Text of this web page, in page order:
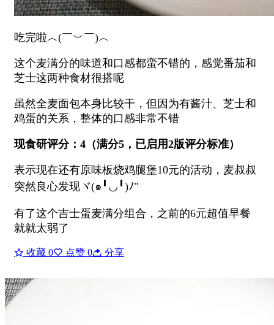
吃完啦︿(￣︶￣)︿
这个麦满分的味道和口感都蛮不错的，感觉番茄和
芝士这两种食材很搭呢
虽然全麦面包本身比较干，但因为有酱汁、芝士和
鸡蛋的关系，整体的口感非常不错
现食研评分：4（满分5，已启用2版评分标准）
表示现在还有原味板烧鸡腿堡10元的活动，麦叔叔
突然良心发现ヾ(๑╹◡╹)ﾉ"
有了这个吉士蛋麦满分组合，之前的6元超值早餐
就就太弱了
收藏 0 点赞 0 分享